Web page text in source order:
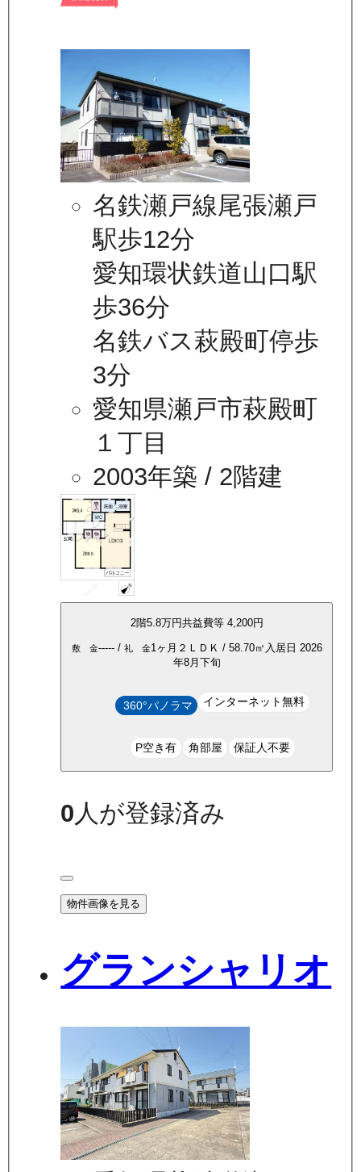
名鉄瀬戸線尾張瀬戸
駅歩12分
愛知環状鉄道山口駅
歩36分
名鉄バス萩殿町停歩
3分
愛知県瀬戸市萩殿町
１丁目
2003年築 / 2階建
2階5.8万円共益費等 4,200円
敷 金-----/ 礼 金1ヶ月 ２ＬＤＫ / 58.70㎡ 入居日 2026
年8月下旬
360°パノラマ インターネット無料
P空き有 角部屋 保証人不要
0 人が登録済み
物件画像を見る
グランシャリオ